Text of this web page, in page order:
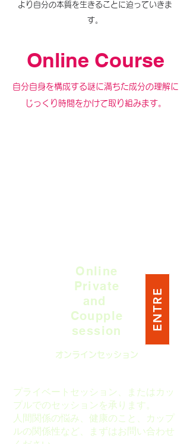
より自分の本質を生きることに迫っていきま
す。
Online Course
自分自身を構成する謎に満ちた成分の理解に
じっくり時間をかけて取り組みます。
Online
Private
and
Coupple
session
オンラインセッション
ENTRE
プライベートセッション、またはカッ
プルでのセッションを承ります。
人間関係の悩み、健康のこと、カップ
ルの関係性など、まずはお問い合わせ